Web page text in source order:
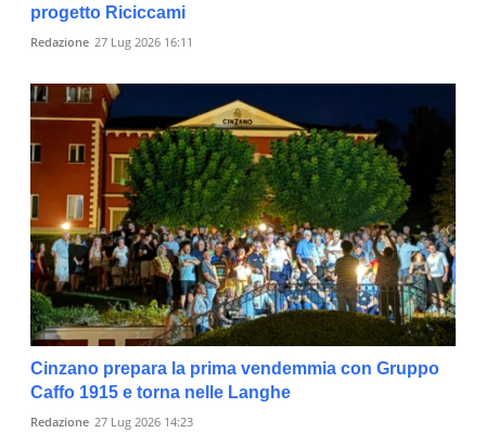
progetto Riciccami
Redazione 27 Lug 2026 16:11
Cinzano prepara la prima vendemmia con Gruppo
Caffo 1915 e torna nelle Langhe
Redazione 27 Lug 2026 14:23